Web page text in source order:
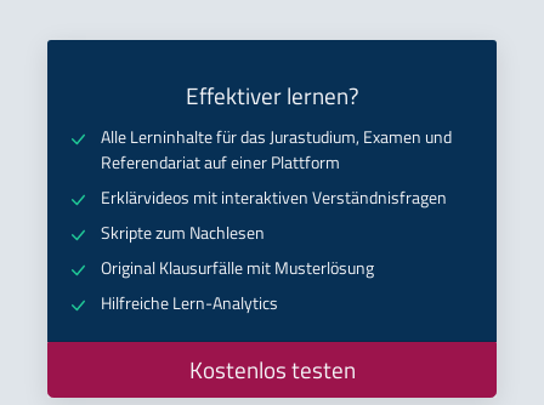
Effektiver lernen?
Alle Lerninhalte für das Jurastudium, Examen und
Referendariat auf einer Plattform
Erklärvideos mit interaktiven Verständnisfragen
Skripte zum Nachlesen
Original Klausurfälle mit Musterlösung
Hilfreiche Lern-Analytics
Kostenlos testen